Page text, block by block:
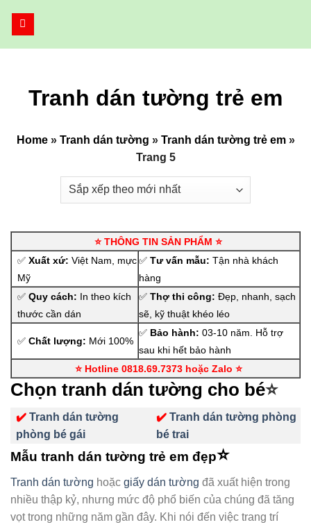
Tranh dán tường trẻ em
Home» Tranh dán tường » Tranh dán tường trẻ em»
Trang 5
⭐ THÔNG TIN SẢN PHẨM ⭐
✅ Xuất xứ: Việt Nam, mực
Mỹ
✅ Tư vấn mẫu: Tận nhà khách
hàng
✅ Quy cách: In theo kích
thước cần dán
✅ Thợ thi công: Đẹp, nhanh, sạch
sẽ, kỹ thuật khéo léo
✅ Chất lượng: Mới 100%
✅ Bảo hành: 03-10 năm. Hỗ trợ
sau khi hết bảo hành
⭐ Hotline 0818.69.7373 hoặc Zalo ⭐
Chọn tranh dán tường cho bé⭐
✔️ Tranh dán tường
phòng bé gái
✔️ Tranh dán tường phòng
bé trai
Mẫu tranh dán tường trẻ em đẹp⭐
Tranh dán tường hoặc giấy dán tường đã xuất hiện trong
nhiều thập kỷ, nhưng mức độ phổ biến của chúng đã tăng
vọt trong những năm gần đây. Khi nói đến việc trang trí